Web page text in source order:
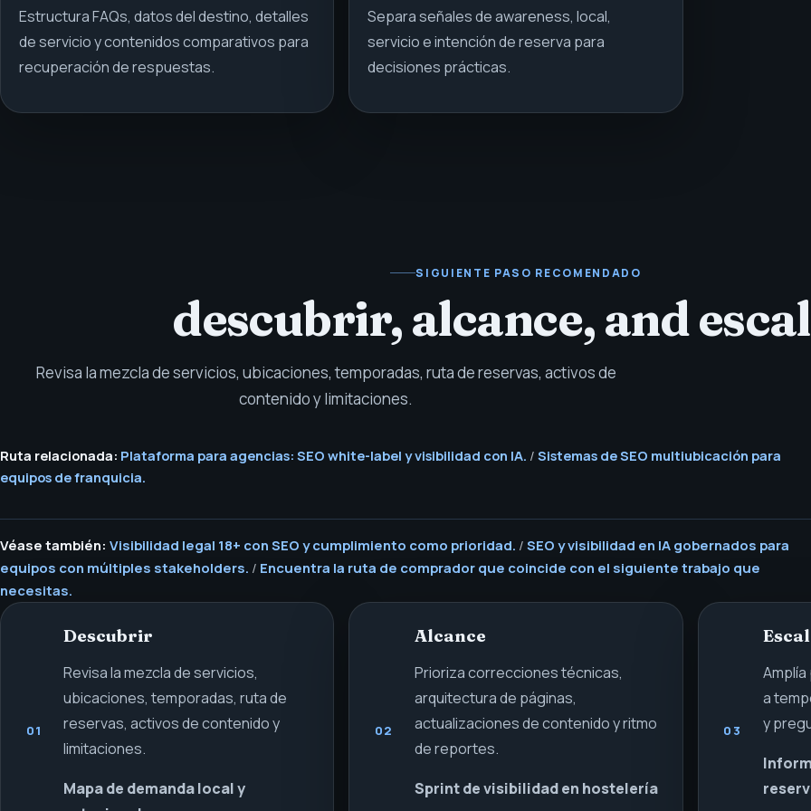
Estructura FAQs, datos del destino, detalles
de servicio y contenidos comparativos para
recuperación de respuestas.
Separa señales de awareness, local,
servicio e intención de reserva para
decisiones prácticas.
SIGUIENTE PASO RECOMENDADO
descubrir, alcance, and
Revisa la mezcla de servicios, ubicaciones, temporadas, ruta de reservas, activos de
contenido y limitaciones.
Ruta relacionada: Plataforma para agencias: SEO white-label y visibilidad con IA. / Sistemas de SEO multiubicación para
equipos de franquicia.
Véase también: Visibilidad legal 18+ con SEO y cumplimiento como prioridad. / SEO y visibilidad en IA gobernados para
equipos con múltiples stakeholders. / Encuentra la ruta de comprador que coincide con el siguiente trabajo que
necesitas.
01
Descubrir
Revisa la mezcla de servicios,
ubicaciones, temporadas, ruta de
reservas, activos de contenido y
limitaciones.
Mapa de demanda local y
02
Alcance
Prioriza correcciones técnicas,
arquitectura de páginas,
actualizaciones de contenido y ritmo
de reportes.
Sprint de visibilidad en hostelería
03
a
y